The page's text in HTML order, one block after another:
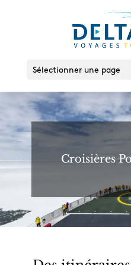
Sélectionner une page
Croisières